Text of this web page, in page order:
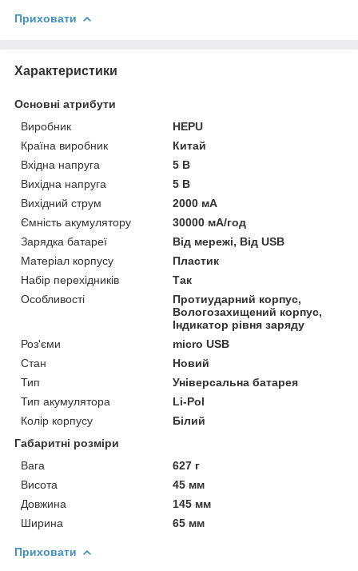
Приховати
Характеристики
Основні атрибути
Виробник
HEPU
Країна виробник
Китай
Вхідна напруга
5 В
Вихідна напруга
5 В
Вихідний струм
2000 мА
Ємність акумулятору
30000 мА/год
Зарядка батареї
Від мережі, Від USB
Матеріал корпусу
Пластик
Набір перехідників
Так
Особливості
Протиударний корпус,
Вологозахищений корпус,
Індикатор рівня заряду
Роз'єми
micro USB
Стан
Новий
Тип
Універсальна батарея
Тип акумулятора
Li-Pol
Колір корпусу
Білий
Габаритні розміри
Вага
627 г
Висота
45 мм
Довжина
145 мм
Ширина
65 мм
Приховати